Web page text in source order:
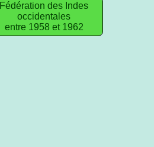
Fédération des Indes
occidentales
entre 1958 et 1962